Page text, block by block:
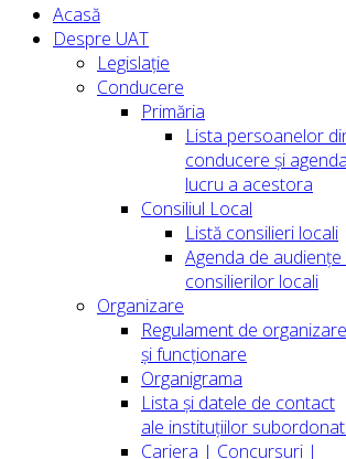
Acasă
Despre UAT
Legislație
Conducere
Primăria
Lista persoanelor
conducere şi
lucru a acestora
Consiliul Local
Listă consilieri locali
Agenda de audiențe
consilierilor locali
Organizare
Regulament de organizare
și funcționare
Organigrama
Lista și datele de contact
ale instituțiilor
Cariera | Concursuri |